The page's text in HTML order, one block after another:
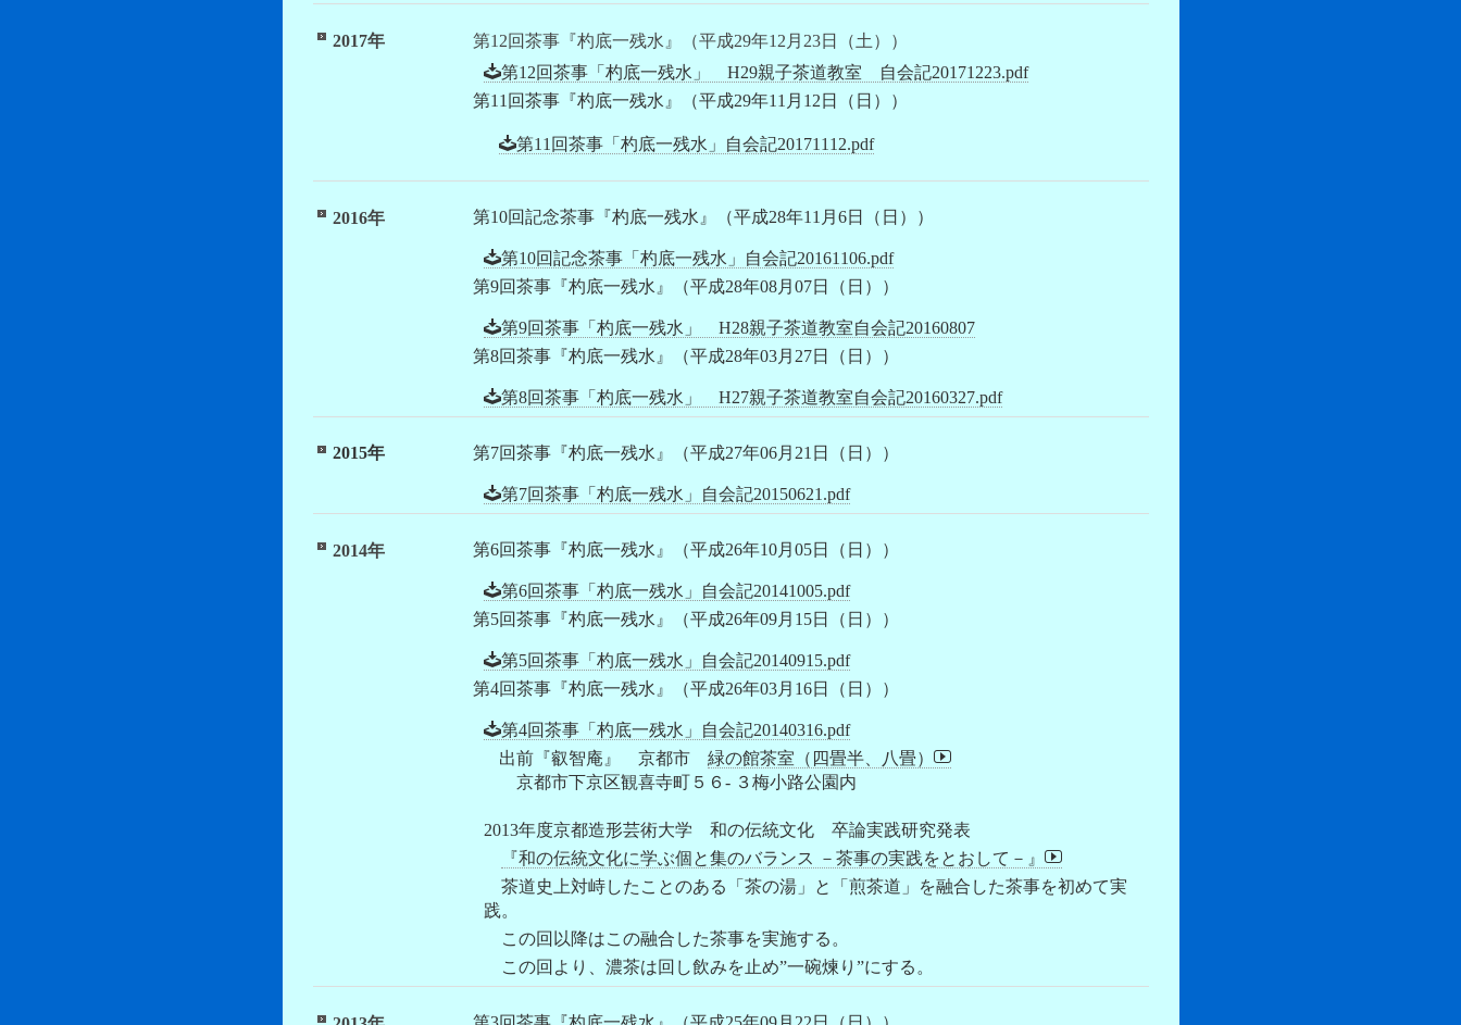
2017年
第12回茶事『杓底一残水』（平成29年12月23日（土））
第12回茶事「杓底一残水」 H29親子茶道教室 自会記20171223.pdf
第11回茶事『杓底一残水』（平成29年11月12日（日））
第11回茶事「杓底一残水」自会記20171112.pdf
2016年 第10回記念茶事『杓底一残水』（平成28年11月6日（日））
第10回記念茶事「杓底一残水」自会記20161106.pdf
第9回茶事『杓底一残水』（平成28年08月07日（日））
第9回茶事「杓底一残水」 H28親子茶道教室自会記20160807
第8回茶事『杓底一残水』（平成28年03月27日（日））
第8回茶事「杓底一残水」 H27親子茶道教室自会記20160327.pdf
2015年 第7回茶事『杓底一残水』（平成27年06月21日（日））
第7回茶事「杓底一残水」自会記20150621.pdf
2014年 第6回茶事『杓底一残水』（平成26年10月05日（日））
第6回茶事「杓底一残水」自会記20141005.pdf
第5回茶事『杓底一残水』（平成26年09月15日（日））
第5回茶事「杓底一残水」自会記20140915.pdf
第4回茶事『杓底一残水』（平成26年03月16日（日））
第4回茶事「杓底一残水」自会記20140316.pdf
出前『叡智庵』 京都市 緑の館茶室（四畳半、八畳）
京都市下京区観喜寺町５６- ３梅小路公園内
2013年度京都造形芸術大学 和の伝統文化 卒論実践研究発表
『和の伝統文化に学ぶ個と集のバランス －茶事の実践をとおして－』
茶道史上対峙したことのある「茶の湯」と「煎茶道」を融合した茶事を初めて実
践。
この回以降はこの融合した茶事を実施する。
この回より、濃茶は回し飲みを止め”一碗煉り”にする。